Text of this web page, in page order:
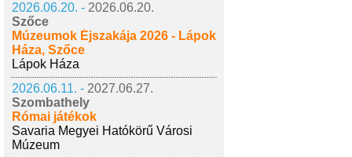
2026.06.20. - 2026.06.20.
Szőce
Múzeumok Éjszakája 2026 - Lápok
Háza, Szőce
Lápok Háza
2026.06.11. - 2027.06.27.
Szombathely
Római játékok
Savaria Megyei Hatókörű Városi
Múzeum